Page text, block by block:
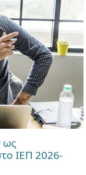
ως
ΙΕΠ 2026-